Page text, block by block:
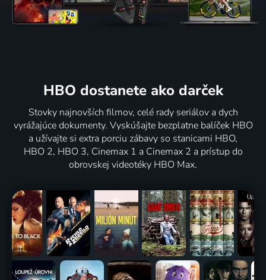
HBO dostanete ako darček
Stovky najnovších filmov, celé rady seriálov a dych
vyrážajúce dokumenty. Vyskúšajte bezplatne balíček HBO
a užívajte si extra porciu zábavy so stanicami HBO,
HBO 2, HBO 3, Cinemax 1 a Cinemax 2 a prístup do
obrovskej videotéky HBO Max.